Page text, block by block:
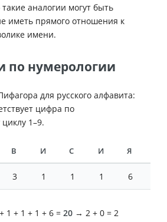
аналогии могут быть
иметь прямого отношения к
имени.
по нумерологии
для русского алфавита:
цифра по
1–9.
В И С И Я
3 1 1 1 6
1 + 1 + 1 + 6 = 20 → 2 + 0 = 2